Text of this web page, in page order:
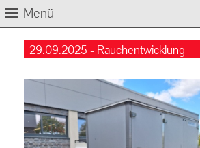
Menü
29.09.2025 - Rauchentwicklung